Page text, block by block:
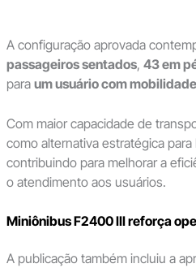
A configuração aprovada
passageiros sentados, 43 em
para um usuário com
Com maior capacidade de
como alternativa estratégica
contribuindo para melhorar a
o atendimento aos usuários.
Miniônibus F2400 III reforça
A publicação também incluiu a